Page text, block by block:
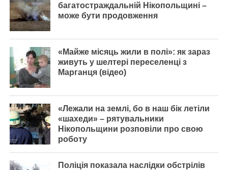
багатостраждальній Нікопольщині –
може бути продовження
«Майже місяць жили в полі»: як зараз
живуть у шелтері переселенці з
Марганця (відео)
«Лежали на землі, бо в наш бік летіли
«шахеди» – рятувальники
Нікопольщини розповіли про свою
роботу
Поліція показала наслідки обстрілів